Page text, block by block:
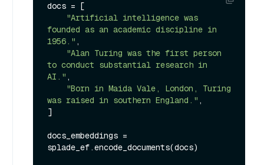
docs = [
"Artificial intelligence was
founded as an academic discipline in
1956." ,
"Alan Turing was the first person
to conduct substantial research in
AI." ,
"Born in Maida Vale, London, Turing
was raised in southern England." ,
]
docs_embeddings =
splade_ef.encode_documents(docs)